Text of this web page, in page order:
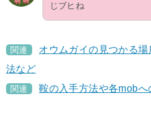
じブヒね
関連
オウムガイの見つかる
法など
関連 鞍の入手方法や各mobへ